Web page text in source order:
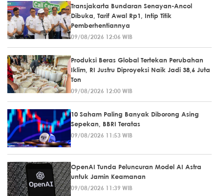
Transjakarta Bundaran Senayan-Ancol
Dibuka, Tarif Awal Rp1, Intip Titik
Pemberhentiannya
09/08/2026 12:06 WIB
Produksi Beras Global Tertekan Perubahan
Iklim, RI Justru Diproyeksi Naik Jadi 38,6 Juta
Ton
09/08/2026 12:00 WIB
10 Saham Paling Banyak Diborong Asing
Sepekan, BBRI Teratas
09/08/2026 11:53 WIB
OpenAI Tunda Peluncuran Model AI Astra
untuk Jamin Keamanan
09/08/2026 11:39 WIB